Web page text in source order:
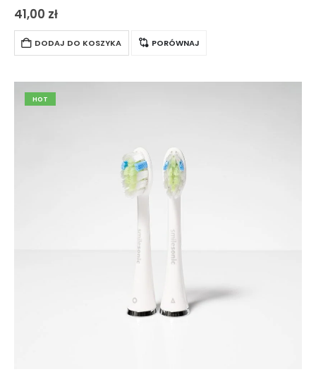
Posiadają twarde, gęste włosie, które skutecznie usuwa osady
odpowiedzialne za przebarwienia z powierzchni zębów.
Wyposażone są w…
41,00 zł
DODAJ DO KOSZYKA PORÓWNAJ
HOT